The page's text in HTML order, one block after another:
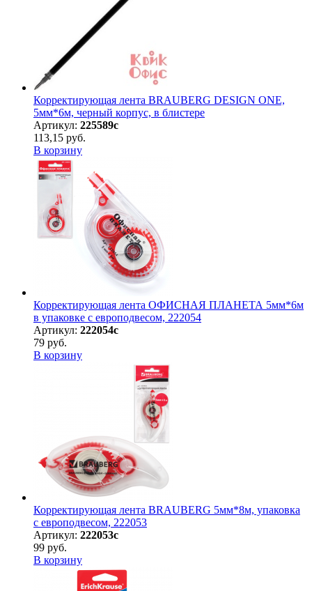
Корректирующая лента BRAUBERG DESIGN ONE,
5мм*6м, черный корпус, в блистере
Артикул: 225589с
113,15 руб.
В корзину
Корректирующая лента ОФИСНАЯ ПЛАНЕТА 5мм*6м
в упаковке с европодвесом, 222054
Артикул: 222054с
79 руб.
В корзину
Корректирующая лента BRAUBERG 5мм*8м, упаковка
с европодвесом, 222053
Артикул: 222053с
99 руб.
В корзину